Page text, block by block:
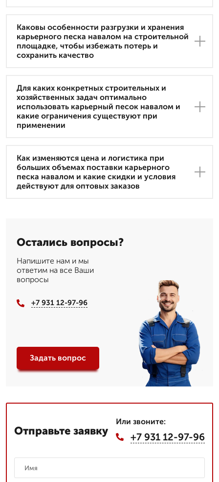
Каковы особенности разгрузки и хранения
карьерного песка навалом на строительной
площадке, чтобы избежать потерь и
сохранить качество
Для каких конкретных строительных и
хозяйственных задач оптимально
использовать карьерный песок навалом и
какие ограничения существуют при
применении
Как изменяются цена и логистика при
больших объемах поставки карьерного
песка навалом и какие скидки и условия
действуют для оптовых заказов
Остались вопросы?
Напишите нам и мы
ответим на все Ваши
вопросы
+7 931 12-97-96
Задать вопрос
Отправьте заявку
Или звоните:
+7 931 12-97-96